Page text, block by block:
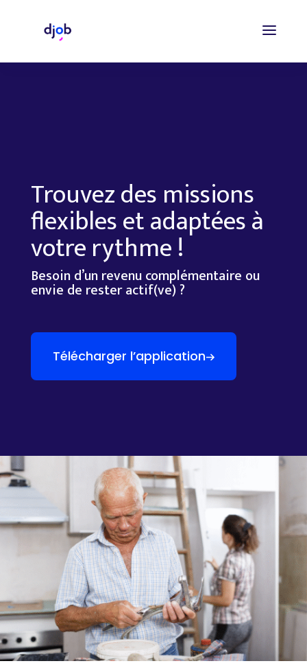
Trouvez des missions
flexibles et adaptées à
votre rythme !
Besoin d’un revenu complémentaire ou
envie de rester actif(ve) ?
Télécharger l’application